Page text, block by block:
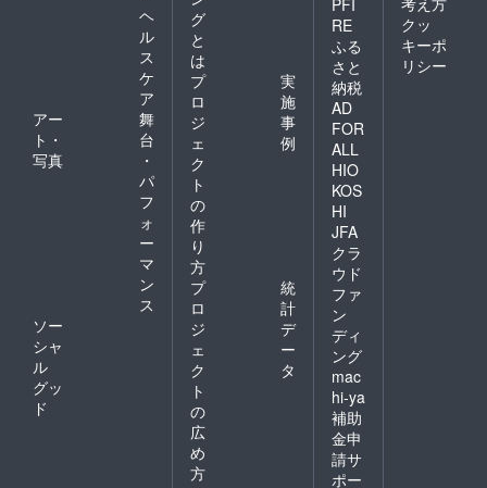
ヘ
ル
ス
ケ
ア
アー
ト・
写真
舞
台
・
パ
フ
ォ
ー
マ
ン
ス
ソー
シャ
ル
グッ
ド
グ
と
は
プ
ロ
ジ
ェ
ク
ト
の
作
り
方
実
施
事
例
プ
ロ
ジ
ェ
ク
ト
の
広
め
方
統
計
デ
ー
タ
RE
ふる
さと
納税
AD
FOR
ALL
HIO
KOS
HI
JFA
クラ
ウド
ファ
ン
ディ
ング
mac
hi-ya
補助
金申
請サ
ポー
クッ
キーポ
リシー